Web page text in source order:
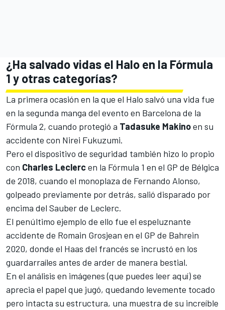
¿Ha salvado vidas el Halo en la Fórmula
1 y otras categorías?
La primera ocasión en la que el Halo salvó una vida fue
en la segunda manga del evento en Barcelona de la
Fórmula 2, cuando protegió a Tadasuke Makinoen su
accidente con Nirei Fukuzumi.
Pero el dispositivo de seguridad también hizo lo propio
con Charles Leclercen la Fórmula 1 en el GP de Bélgica
de 2018, cuando el monoplaza de Fernando Alonso,
golpeado previamente por detrás, salió disparado por
encima del Sauber de Leclerc.
El penúltimo ejemplo de ello fue el espeluznante
accidente de Romain Grosjean en el GP de Bahrein
2020, donde el Haas del francés se incrustó en los
guardarraíles antes de arder de manera bestial.
En el análisis en imágenes (que puedes leer aquí)se
aprecia el papel que jugó, quedando levemente tocado
pero intacta su estructura, una muestra de su increíble